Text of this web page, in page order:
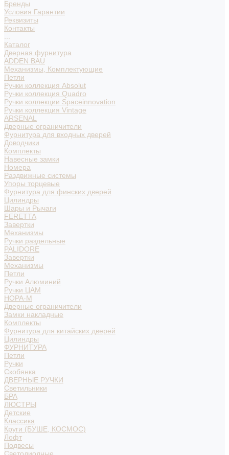
Бренды
Условия Гарантии
Реквизиты
Контакты
Каталог
Дверная фурнитура
ADDEN BAU
Механизмы, Комплектующие
Петли
Ручки коллекция Absolut
Ручки коллекция Quadro
Ручки коллекции Spaceinnovation
Ручки коллекция Vintage
ARSENAL
Дверные ограничители
Фурнитура для входных дверей
Доводчики
Комплекты
Навесные замки
Номера
Раздвижные системы
Упоры торцевые
Фурнитура для финских дверей
Цилиндры
Шары и Рычаги
FERETTA
Завертки
Механизмы
Ручки раздельные
PALIDORE
Завертки
Механизмы
Петли
Ручки Алюминий
Ручки ЦАМ
НОРА-М
Дверные ограничители
Замки накладные
Комплекты
Фурнитура для китайских дверей
Цилиндры
ФУРНИТУРА
Петли
Ручки
Скобянка
ДВЕРНЫЕ РУЧКИ
Светильники
БРА
ЛЮСТРЫ
Детские
Классика
Круги (БУШЕ, КОСМОС)
Лофт
Подвесы